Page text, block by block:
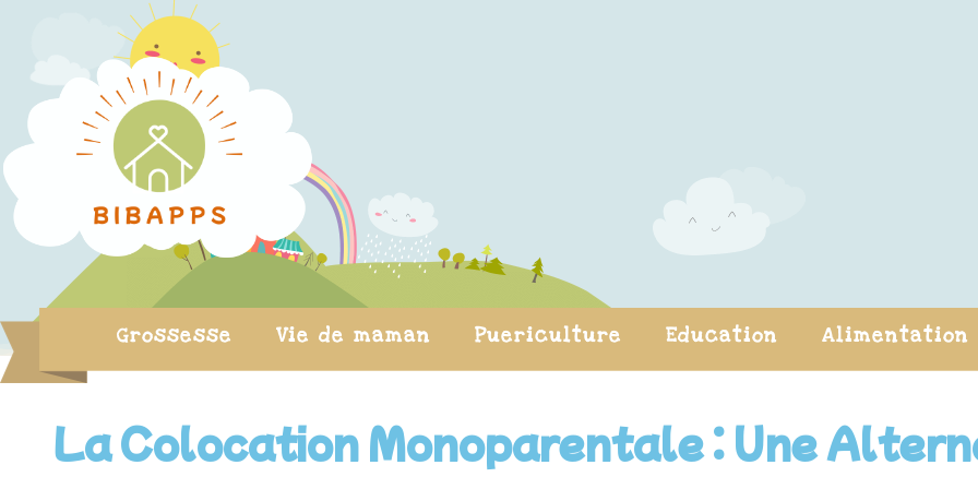
Grossesse Vie de maman Puericulture Education Alimentation
La Colocation Monoparentale : Une